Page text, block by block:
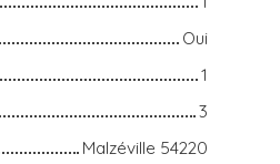
Oui
1
3
Malzéville 54220